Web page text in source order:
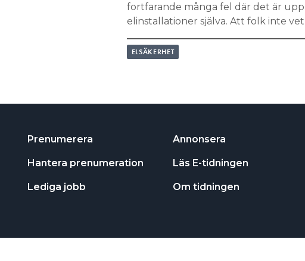
fortfarande många fel där det är
elinstallationer själva. Att folk inte
ELSÄKERHET
Prenumerera
Hantera prenumeration
Lediga jobb
Annonsera
Läs E-tidningen
Om tidningen